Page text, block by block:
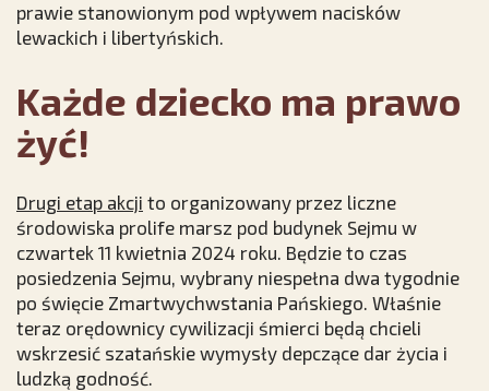
prawie stanowionym pod wpływem nacisków
lewackich i libertyńskich.
Każde dziecko ma prawo
żyć!
Drugi etap akcji to organizowany przez liczne
środowiska prolife marsz pod budynek Sejmu w
czwartek 11 kwietnia 2024 roku. Będzie to czas
posiedzenia Sejmu, wybrany niespełna dwa tygodnie
po święcie Zmartwychwstania Pańskiego. Właśnie
teraz orędownicy cywilizacji śmierci będą chcieli
wskrzesić szatańskie wymysły depczące dar życia i
ludzką godność.